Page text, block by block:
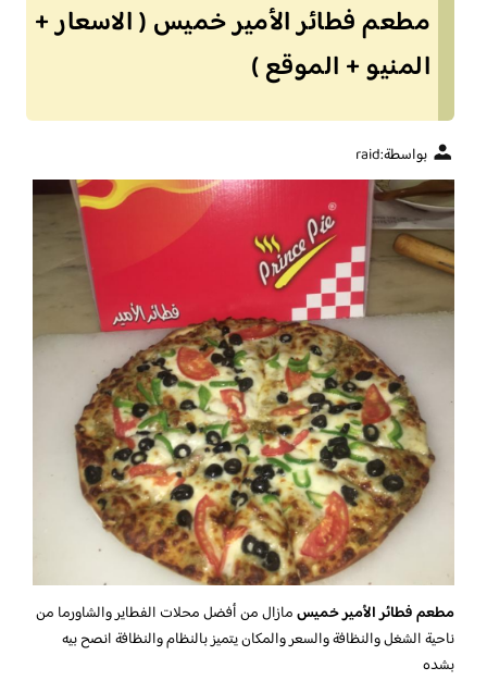
مطعم فطائر الأمير خميس ( الاسعار +
المنيو + الموقع )
بواسطة:raid
مطعم فطائر الأمير خميسمازال من أفضل محلات الفطاير والشاورما من
ناحية الشغل والنظافة والسعر والمكان يتميز بالنظام والنظافة انصح بيه
بشده